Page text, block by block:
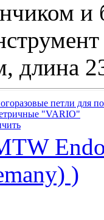
и
длина
)